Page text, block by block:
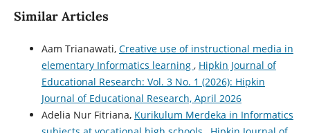
Similar Articles
Aam Trianawati, Creative use of instructional media in
elementary Informatics learning , Hipkin Journal of
Educational Research: Vol. 3 No. 1 (2026): Hipkin
Journal of Educational Research, April 2026
Adelia Nur Fitriana, Kurikulum Merdeka in Informatics